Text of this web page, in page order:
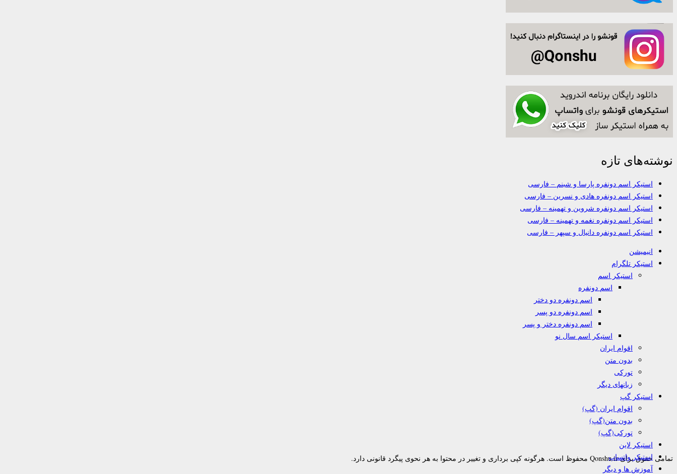
نوشته‌های تازه
استیکر اسم دونفره پارسا و شبنم – فارسی
استیکر اسم دونفره هادی و نسرین – فارسی
استیکر اسم دونفره شروین و تهمینه – فارسی
استیکر اسم دونفره نغمه و تهمینه – فارسی
استیکر اسم دونفره دانیال و سپهر – فارسی
انیمیشن
استیکر تلگرام
استیکر اسم
اسم دونفره
اسم دونفره دو دختر
اسم دونفره دو پسر
اسم دونفره دختر و پسر
استیکر اسم سال نو
اقوام ایران
بدون متن
تورکی
زبانهای دیگر
استیکر گپ
اقوام ایران (گپ)
بدون متن(گپ)
تورکی(گپ)
استیکر لاین
استیکر واتساپ
آموزش ها و دیگر
تمامی حقوق برای Qonshu.ir محفوظ است. هرگونه کپی برداری و تغییر در محتوا به هر نحوی پیگرد قانونی دارد.